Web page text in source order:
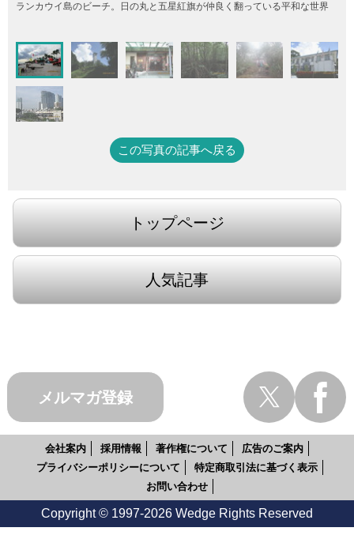
ランカウイ島のビーチ。日の丸と五星紅旗が仲良く翻っている平和な世界
この写真の記事へ戻る
トップページ
人気記事
メルマガ登録
会社案内 採用情報 著作権について
広告のご案内
プライバシーポリシーについて
特定商取引法に基づく表示
お問い合わせ
Copyright © 1997-2026 Wedge Rights Reserved